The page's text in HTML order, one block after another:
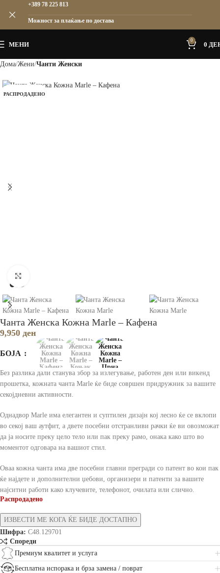
МЕНИ
0
0
Дома Жени Чанти Женски
РАСПРОДАДЕНО
Чанта Женска Кожна Marle – Кафена
9,950 ден
БОЈА
Без разлика дали станува збор за излегување, работен ден или викенд
прошетка, кожната чанта Marle ќе биде совршен придружник за вашите
секојдневни активности.
Однадвор Marle има елегантен и суптилен дизајн кој лесно ќе се вклопи
во секој ваш аутфит, а двете посебни отстранливи рачки ќе ви овозможат
да ја носите преку цело тело или пак преку рамо, онака како што во
моментот одговара на вашиот стил.
Оваа кожна чанта има две посебни главни прегради со патент во кои пак
ќе најдете и дополнителни џебови, организери и патенти за вашите
најситни работи како клучевите, телефонот, очилата или слично.
Распродадено
Шифра: C48.129701
Спореди
Премиум квалитет и услуга
Бесплатна испорака и брза замена / поврат
+389 78 225 813
Можност за плаќање по достава